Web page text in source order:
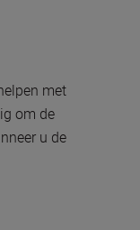
met
om de
u de